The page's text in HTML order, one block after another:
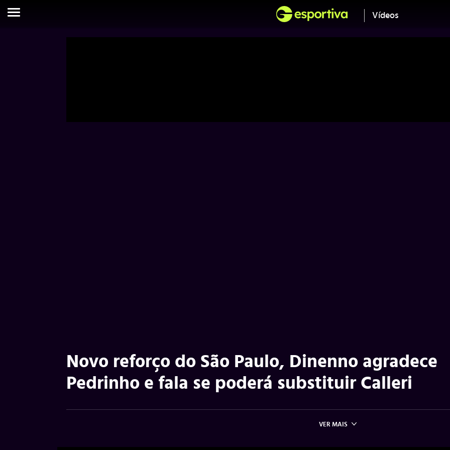
Vídeos
Novo reforço do São Paulo, Dinenno agradece
Pedrinho e fala se poderá substituir Calleri
VER MAIS